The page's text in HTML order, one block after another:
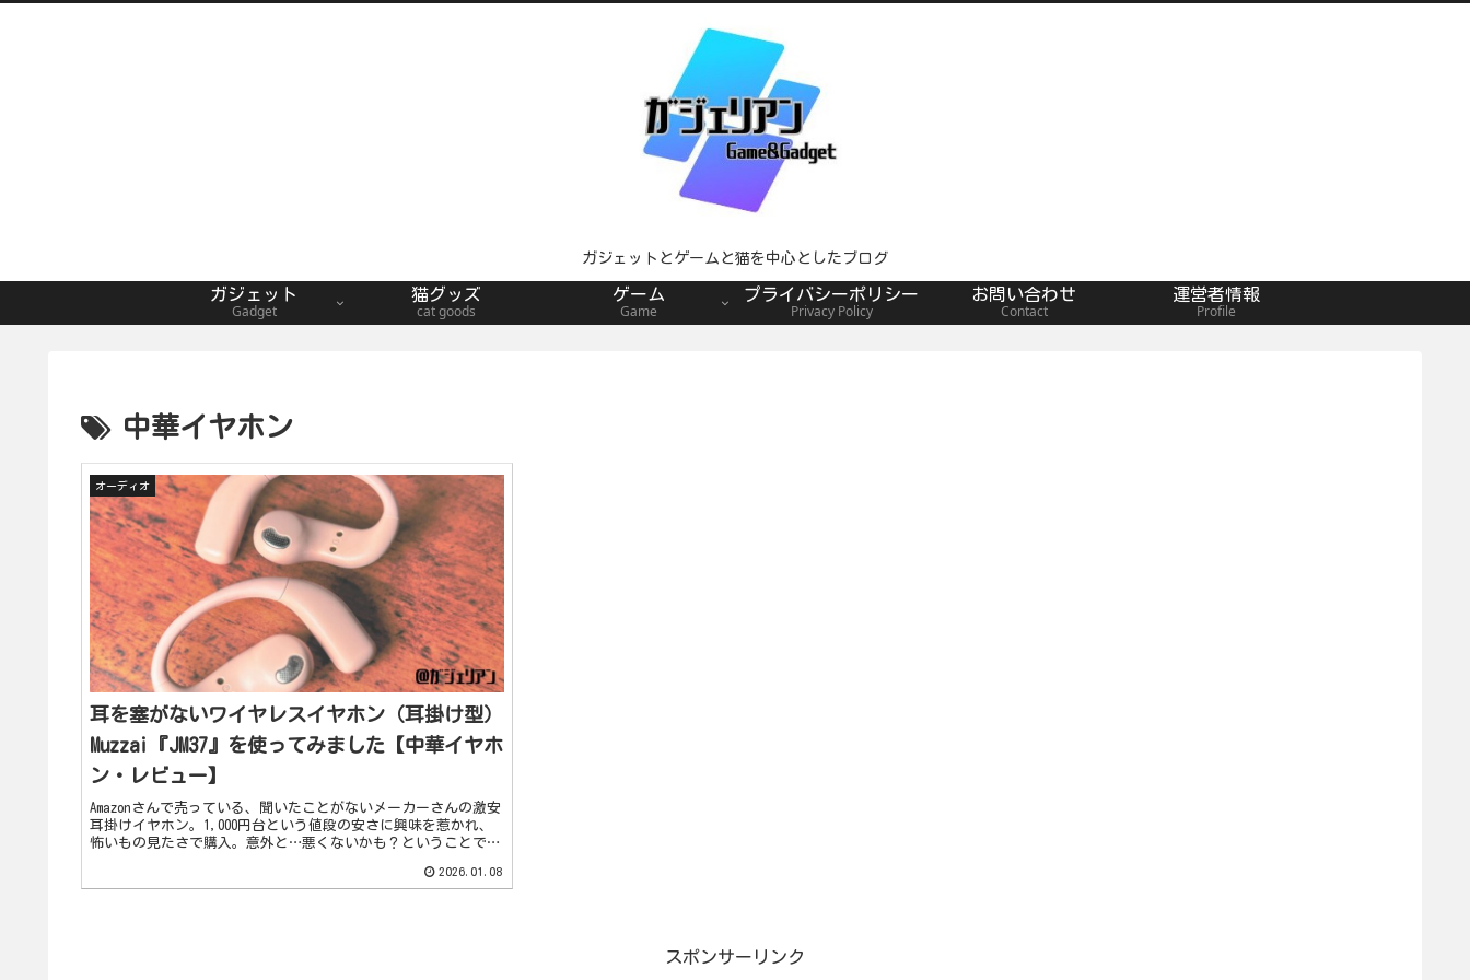
ガジェットとゲームと猫を中心としたブログ
ガジェット
Gadget
猫グッズ
cat goods
ゲーム
Game
プライバシーポリシー
Privacy Policy
お問い合わせ
Contact
運営者情報
Profile
中華イヤホン
オーディオ
耳を塞がないワイヤレスイヤホン（耳掛け型）
Muzzai『JM37』を使ってみました【中華イヤホ
ン・レビュー】
Amazonさんで売っている、聞いたことがないメーカーさんの激安
耳掛けイヤホン。1,000円台という値段の安さに興味を惹かれ、
怖いもの見たさで購入。意外と…悪くないかも？ということで、
2026.01.08
スポンサーリンク